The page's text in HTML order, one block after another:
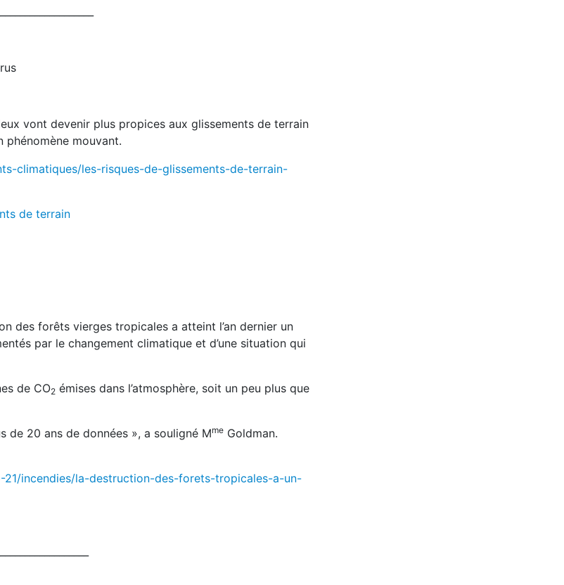
vont devenir plus propices aux glissements de terrain
phénomène mouvant.
climatiques/les-risques-de-glissements-de-terrain-
de terrain
des forêts vierges tropicales a atteint l’an dernier un
par le changement climatique et d’une situation qui
de CO2 émises dans l’atmosphère, soit un peu plus que
20 ans de données », a souligné Mme Goldman.
incendies/la-destruction-des-forets-tropicales-a-un-